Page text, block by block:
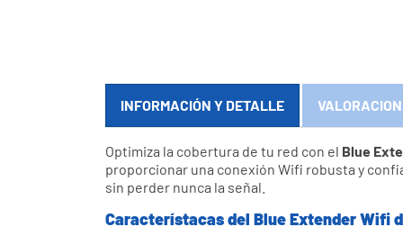
INFORMACIÓN Y DETALLE
Optimiza la cobertura de tu red con el Blue
proporcionar una conexión Wifi robusta y
sin perder nunca la señal.
Característacas del Blue Extender Wifi